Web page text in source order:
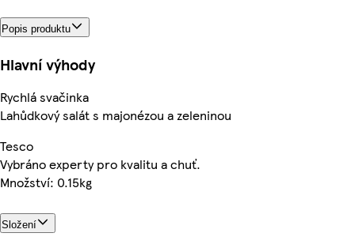
Popis produktu
Hlavní výhody
Rychlá svačinka
Lahůdkový salát s majonézou a zeleninou
Tesco
Vybráno experty pro kvalitu a chuť.
Množství: 0.15kg
Složení